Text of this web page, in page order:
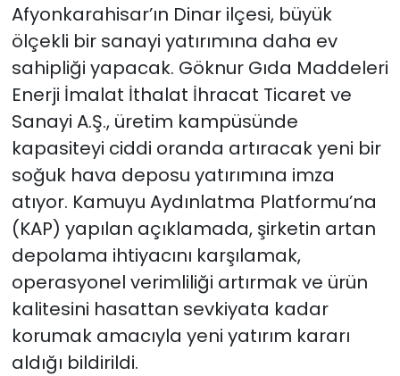
Afyonkarahisar’ın Dinar ilçesi, büyük
ölçekli bir sanayi yatırımına daha ev
sahipliği yapacak. Göknur Gıda Maddeleri
Enerji İmalat İthalat İhracat Ticaret ve
Sanayi A.Ş., üretim kampüsünde
kapasiteyi ciddi oranda artıracak yeni bir
soğuk hava deposu yatırımına imza
atıyor. Kamuyu Aydınlatma Platformu’na
(KAP) yapılan açıklamada, şirketin artan
depolama ihtiyacını karşılamak,
operasyonel verimliliği artırmak ve ürün
kalitesini hasattan sevkiyata kadar
korumak amacıyla yeni yatırım kararı
aldığı bildirildi.